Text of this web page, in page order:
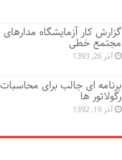
گزارش کار آزمایشگاه مدارهای
مجتمع خطی
آذر 26, 1393
برنامه ای جالب برای محاسبات
رگولاتور ها
آذر 19, 1392